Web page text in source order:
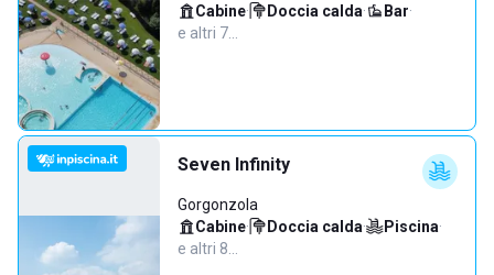
Cabine· Doccia calda· Bar·
e altri 7…
Seven Infinity
Gorgonzola
Cabine· Doccia calda· Piscina·
e altri 8…